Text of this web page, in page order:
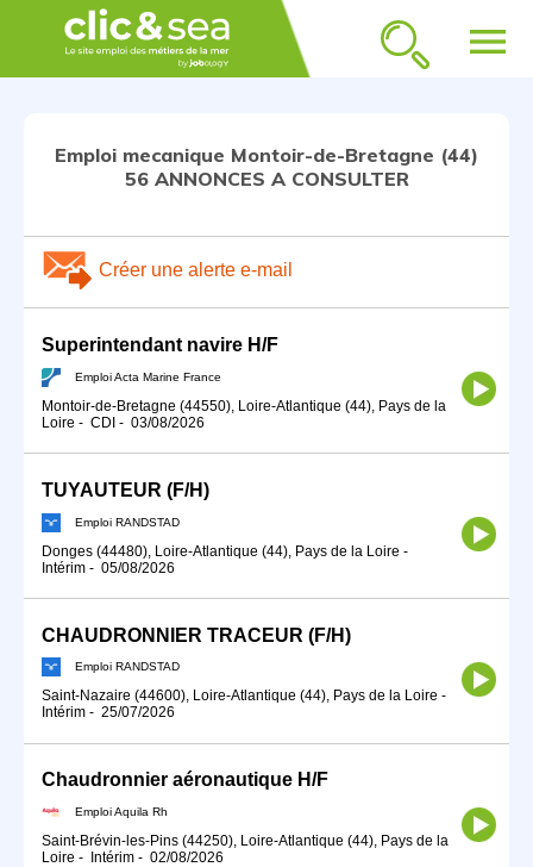
menu
Emploi mecanique Montoir-de-Bretagne (44)
56 ANNONCES A CONSULTER
Créer une alerte e-mail
Superintendant navire H/F
Emploi Acta Marine France
Montoir-de-Bretagne (44550), Loire-Atlantique (44), Pays de la
Loire - CDI - 03/08/2026
TUYAUTEUR (F/H)
Emploi RANDSTAD
Donges (44480), Loire-Atlantique (44), Pays de la Loire -
Intérim - 05/08/2026
CHAUDRONNIER TRACEUR (F/H)
Emploi RANDSTAD
Saint-Nazaire (44600), Loire-Atlantique (44), Pays de la Loire -
Intérim - 25/07/2026
Chaudronnier aéronautique H/F
Emploi Aquila Rh
Saint-Brévin-les-Pins (44250), Loire-Atlantique (44), Pays de la
Loire - Intérim - 02/08/2026